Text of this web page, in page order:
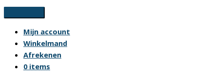
Ga
naar
inhoud
Mijn account
Winkelmand
Afrekenen
0 items